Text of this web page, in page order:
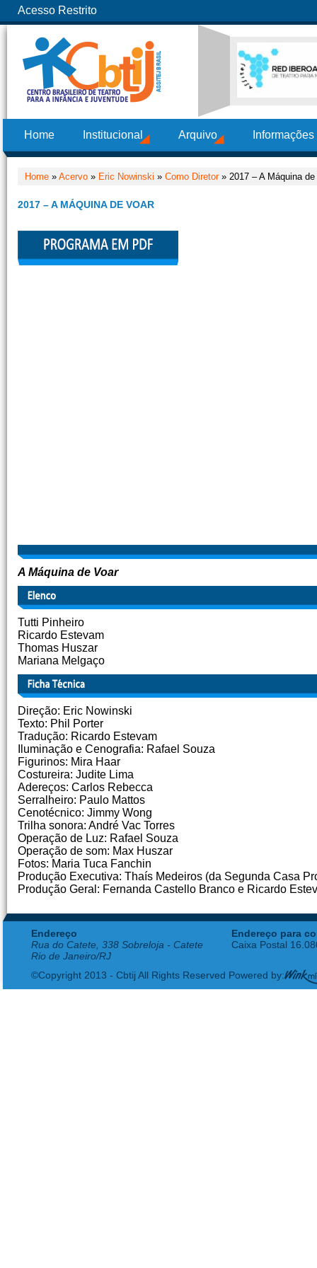
Acesso Restrito
Home Institucional Arquivo
Home » Acervo » Eric Nowinski » Como Diretor» 2017 – A Máquina de
2017 – A MÁQUINA DE VOAR
A Máquina de Voar
Tutti Pinheiro
Ricardo Estevam
Thomas Huszar
Mariana Melgaço
Direção: Eric Nowinski
Texto: Phil Porter
Tradução: Ricardo Estevam
Iluminação e Cenografia: Rafael Souza
Figurinos: Mira Haar
Costureira: Judite Lima
Adereços: Carlos Rebecca
Serralheiro: Paulo Mattos
Cenotécnico: Jimmy Wong
Trilha sonora: André Vac Torres
Operação de Luz: Rafael Souza
Operação de som: Max Huszar
Fotos: Maria Tuca Fanchin
Produção Executiva: Thaís Medeiros (da Segunda Casa
Produção Geral: Fernanda Castello Branco e Ricardo
Endereço
Rua do Catete, 338 Sobreloja - Catete
Rio de Janeiro/RJ
Endereço para
Caixa Postal
©Copyright 2013 - Cbtij All Rights Reserved Powered by: